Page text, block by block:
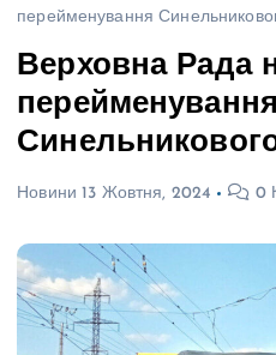
перейменування
Верховна Рада
перейменування
Новини 13 Жовтня, 2024 0